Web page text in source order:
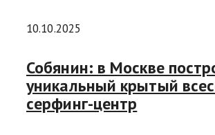
10.10.2025
Собянин: в Москве
уникальный крытый
серфинг-центр